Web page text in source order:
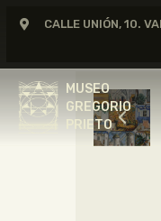
CALLE UNIÓN, 10.
MUSEO
GREGORIO
PRIETO